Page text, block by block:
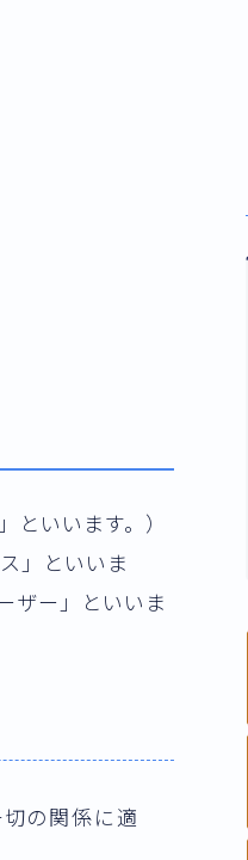
いいます。）
」といいま
ザー」といいま
の関係に適